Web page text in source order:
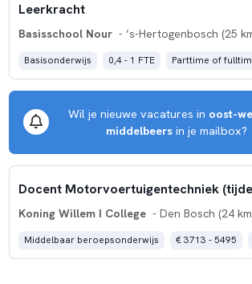
Leerkracht
Basisschool Nour - ’s-Hertogenbosch (25
Basisonderwijs 0,4 - 1 FTE Parttime of
Wil je nieuwe vacatures in oost-
middelbeers in je mailbox?
Koning Willem I College - Den Bosch (24
Middelbaar beroepsonderwijs € 3713 - 5495